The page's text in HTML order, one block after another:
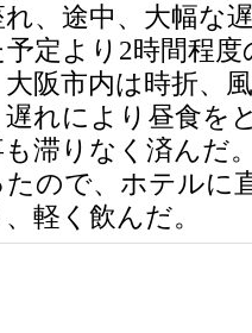
れ、途中、大幅な
予定より2時間程
大阪市内は時折、
遅れにより昼食を
滞りなく済んだ
たので、ホテルに
軽く飲んだ。